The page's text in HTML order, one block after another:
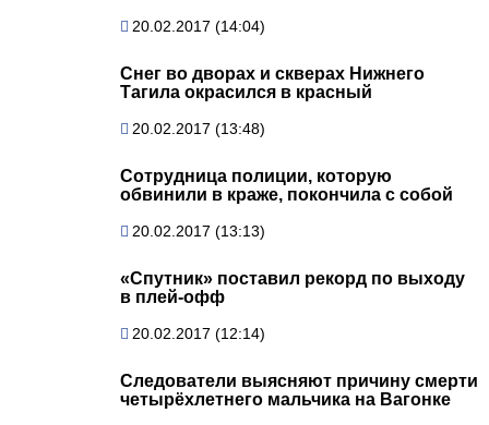
20.02.2017 (14:04)
Снег во дворах и скверах Нижнего
Тагила окрасился в красный
20.02.2017 (13:48)
Сотрудница полиции, которую
обвинили в краже, покончила с собой
20.02.2017 (13:13)
«Спутник» поставил рекорд по выходу
в плей-офф
20.02.2017 (12:14)
Следователи выясняют причину смерти
четырёхлетнего мальчика на Вагонке